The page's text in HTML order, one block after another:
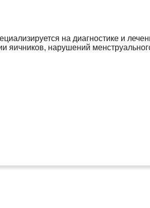
на диагностике и
яичников, нарушений